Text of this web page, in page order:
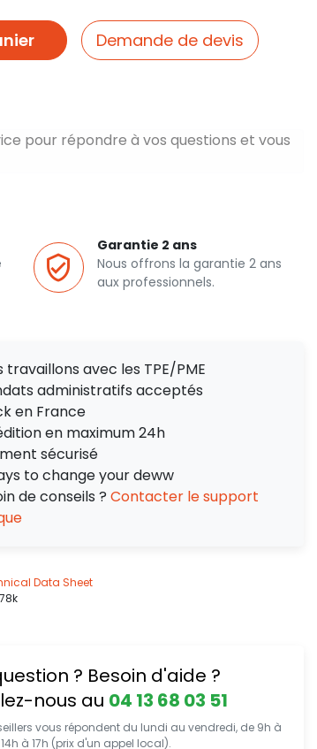
Demande de devis
pour répondre à vos questions et vous
Garantie 2 ans
Nous offrons la garantie 2 ans
aux professionnels.
travaillons avec les TPE/PME
administratifs acceptés
en France
en maximum 24h
sécurisé
to change your deww
de conseils ? Contacter le support
Data Sheet
? Besoin d'aide ?
nous au 04 13 68 03 51
vous répondent du lundi au vendredi, de 9h à
14h à 17h (prix d'un appel local).